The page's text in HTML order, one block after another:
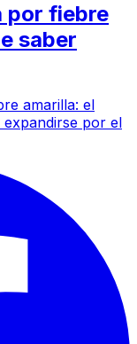
por fiebre
saber
amarilla: el
por el